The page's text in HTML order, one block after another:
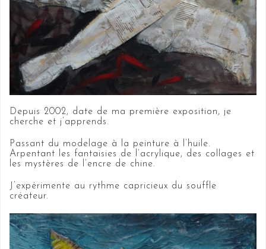
Depuis 2002, date de ma première exposition, je
cherche et j’apprends.
Passant du modelage à la peinture à l’huile.
Arpentant les fantaisies de l’acrylique, des collages et
les mystères de l’encre de chine.
J’expérimente au rythme capricieux du souffle
créateur.